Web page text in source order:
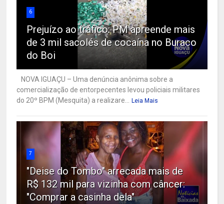
6
Prejuízo ao tráfico: PM apreende mais
de 3 mil sacolés de cocaína no Buraco
do Boi
NOVA IGUAÇU – Uma denúncia anônima sobre a
comercialização de entorpecentes levou policiais militares
do 20º BPM (Mesquita) a realizare... Leia Mais
7
"Deise do Tombo" arrecada mais de
R$ 132 mil para vizinha com câncer:
"Comprar a casinha dela"